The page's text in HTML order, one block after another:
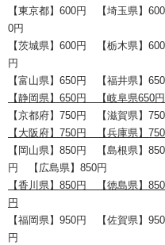
【東京都】600円 【埼玉県】
0円
【茨城県】600円 【栃木県】
円
【富山県】650円 【福井県】
【静岡県】650円 【岐阜県
【京都府】750円 【滋賀県】
【大阪府】750円 【兵庫県】
【岡山県】850円 【島根県】
円 【広島県】850円
【香川県】850円 【徳島県】
円
【福岡県】950円 【佐賀県】
円